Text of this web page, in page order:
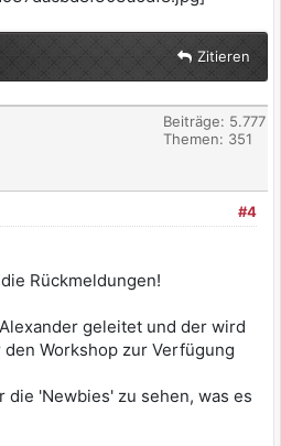
Zitieren
Beiträge: 5.777
Themen: 351
#4
Rückmeldungen!
geleitet und der wird
Workshop zur Verfügung
die 'Newbies' zu sehen, was es